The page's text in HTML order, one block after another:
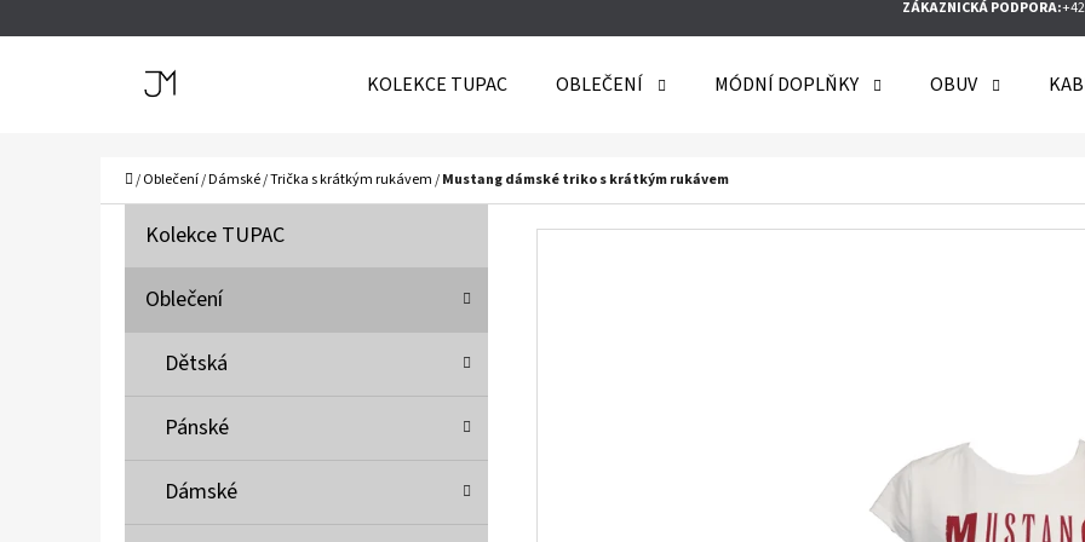
ZÁKAZNICKÁ PODPORA:
KOLEKCE TUPAC OBLEČENÍ MÓDNÍ DOPLŇKY OBUV
Domů
/Oblečení/Dámské/Trička s krátkým rukávem/Mustang dámské triko s krátkým rukávem
Přeskočit
K Kolekce TUPAC
Oblečení
Dětská
Pánské
Dámské